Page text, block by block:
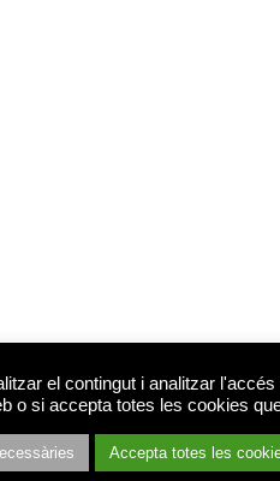
el contingut i analitzar
o si accepta totes les cookies
Accepta totes les